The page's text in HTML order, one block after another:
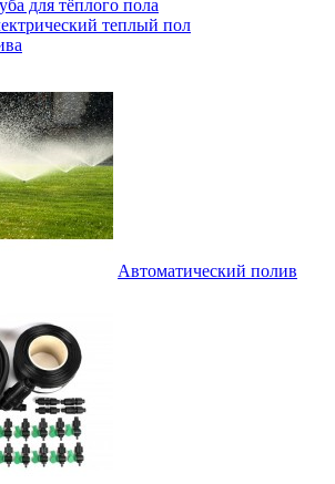
для тёплого пола
теплый пол
Автоматический полив